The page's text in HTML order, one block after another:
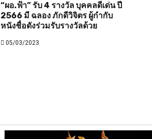
“ผอ.ฟ้า” รับ 4 รางวัล บุคคลดีเด่น ปี
2566 มี ฉลอง ภักดีวิจิตร ผู้กำกับ
หนังชื่อดังร่วมรับรางวัลด้วย
05/03/2023